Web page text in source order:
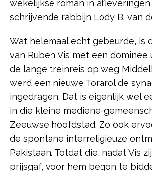
wekelijkse roman in afleveringen
schrijvende rabbijn Lody B. van
Wat helemaal echt gebeurde, is
van Ruben Vis met een dominee
de lange treinreis op weg
werd een nieuwe Torarol de
ingedragen. Dat is eigenlijk wel
in die kleine mediene-
Zeeuwse hoofdstad. Zo ook
de spontane interreligieuze
Pakistaan. Totdat die, nadat Vis
prijsgaf, voor hem begon te